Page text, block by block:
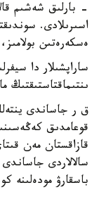
- بارلىق شەشىم
اسىرىلادى.
ەسكەرەتىن
ساراپشىلار دا
ىنتىماقتاستىقتىڭ
ق ر جاساندى
قوعامدىق
قازاقستان مەن
سالالاردى
باسقارۋ مودەلىنە